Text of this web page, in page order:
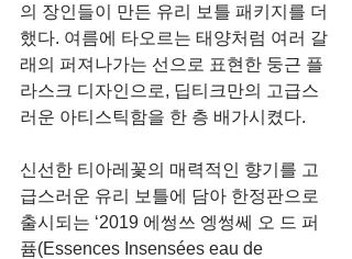
의 장인들이 만든 유리 보틀 패키지를 더
했다. 여름에 타오르는 태양처럼 여러 갈
래의 퍼져나가는 선으로 표현한 둥근 플
라스크 디자인으로, 딥티크만의 고급스
러운 아티스틱함을 한 층 배가시켰다.
신선한 티아레꽃의 매력적인 향기를 고
급스러운 유리 보틀에 담아 한정판으로
출시되는 ‘2019 에썽쓰 엥썽쎄 오 드 퍼
퓸(Essences Insensées eau de